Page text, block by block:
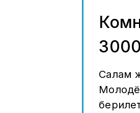
Салам